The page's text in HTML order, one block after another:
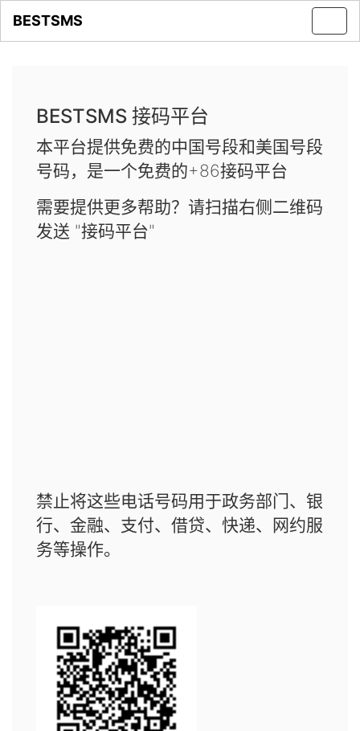
BESTSMS
BESTSMS 接码平台
本平台提供免费的中国号段和美国号段
号码，是一个免费的+86接码平台
需要提供更多帮助？请扫描右侧二维码
发送 "接码平台"
禁止将这些电话号码用于政务部门、银
行、金融、支付、借贷、快递、网约服
务等操作。